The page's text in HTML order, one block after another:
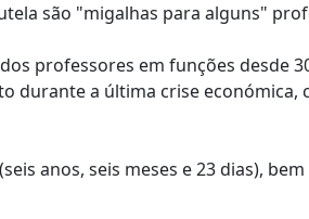
são "migalhas para alguns"
professores em funções desde
durante a última crise económica,
anos, seis meses e 23 dias),